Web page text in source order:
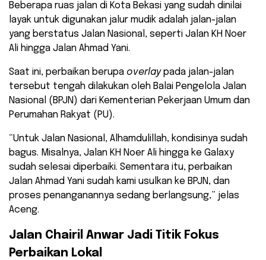
Beberapa ruas jalan di Kota Bekasi yang sudah dinilai
layak untuk digunakan jalur mudik adalah jalan-jalan
yang berstatus Jalan Nasional, seperti Jalan KH Noer
Ali hingga Jalan Ahmad Yani.
Saat ini, perbaikan berupa overlaypada jalan-jalan
tersebut tengah dilakukan oleh Balai Pengelola Jalan
Nasional (BPJN) dari Kementerian Pekerjaan Umum dan
Perumahan Rakyat (PU).
“Untuk Jalan Nasional, Alhamdulillah, kondisinya sudah
bagus. Misalnya, Jalan KH Noer Ali hingga ke Galaxy
sudah selesai diperbaiki. Sementara itu, perbaikan
Jalan Ahmad Yani sudah kami usulkan ke BPJN, dan
proses penanganannya sedang berlangsung,” jelas
Aceng.
Jalan Chairil Anwar Jadi Titik Fokus
Perbaikan Lokal